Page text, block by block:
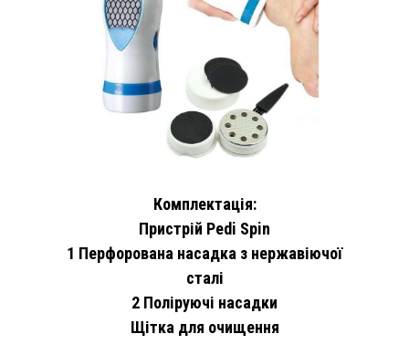
Комплектація:
Пристрій Pedi Spin
1 Перфорована насадка з нержавіючої
сталі
2 Поліруючі насадки
Щітка для очищення